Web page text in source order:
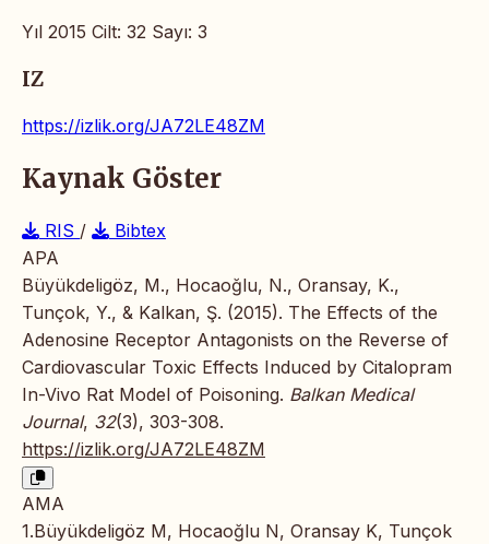
Yıl 2015 Cilt: 32 Sayı: 3
IZ
https://izlik.org/JA72LE48ZM
Kaynak Göster
RIS /
Bibtex
APA
Büyükdeligöz, M., Hocaoğlu, N., Oransay, K.,
Tunçok, Y., & Kalkan, Ş. (2015). The Effects of the
Adenosine Receptor Antagonists on the Reverse of
Cardiovascular Toxic Effects Induced by Citalopram
In-Vivo Rat Model of Poisoning. Balkan Medical
Journal, 32(3), 303-308.
https://izlik.org/JA72LE48ZM
AMA
1.Büyükdeligöz M, Hocaoğlu N, Oransay K, Tunçok